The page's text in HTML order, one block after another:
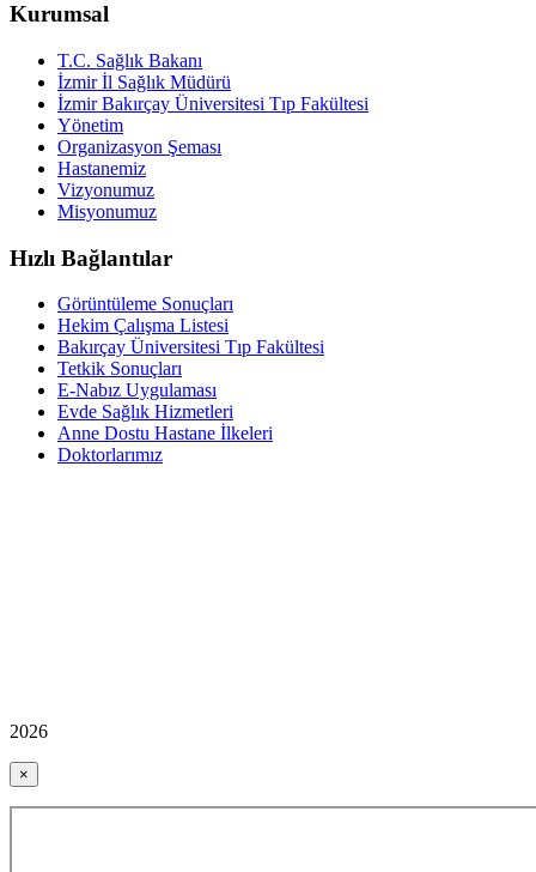
Kurumsal
T.C. Sağlık Bakanı
İzmir İl Sağlık Müdürü
İzmir Bakırçay Üniversitesi Tıp Fakültesi
Yönetim
Organizasyon Şeması
Hastanemiz
Vizyonumuz
Misyonumuz
Hızlı Bağlantılar
Görüntüleme Sonuçları
Hekim Çalışma Listesi
Bakırçay Üniversitesi Tıp Fakültesi
Tetkik Sonuçları
E-Nabız Uygulaması
Evde Sağlık Hizmetleri
Anne Dostu Hastane İlkeleri
Doktorlarımız
2026
×